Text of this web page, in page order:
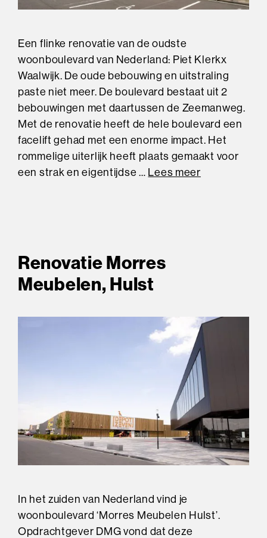
Een flinke renovatie van de oudste
woonboulevard van Nederland: Piet Klerkx
Waalwijk. De oude bebouwing en uitstraling
paste niet meer. De boulevard bestaat uit 2
bebouwingen met daartussen de Zeemanweg.
Met de renovatie heeft de hele boulevard een
facelift gehad met een enorme impact. Het
rommelige uiterlijk heeft plaats gemaakt voor
een strak en eigentijdse … Lees meer
Renovatie Morres
Meubelen, Hulst
In het zuiden van Nederland vind je
woonboulevard ‘Morres Meubelen Hulst’.
Opdrachtgever DMG vond dat deze